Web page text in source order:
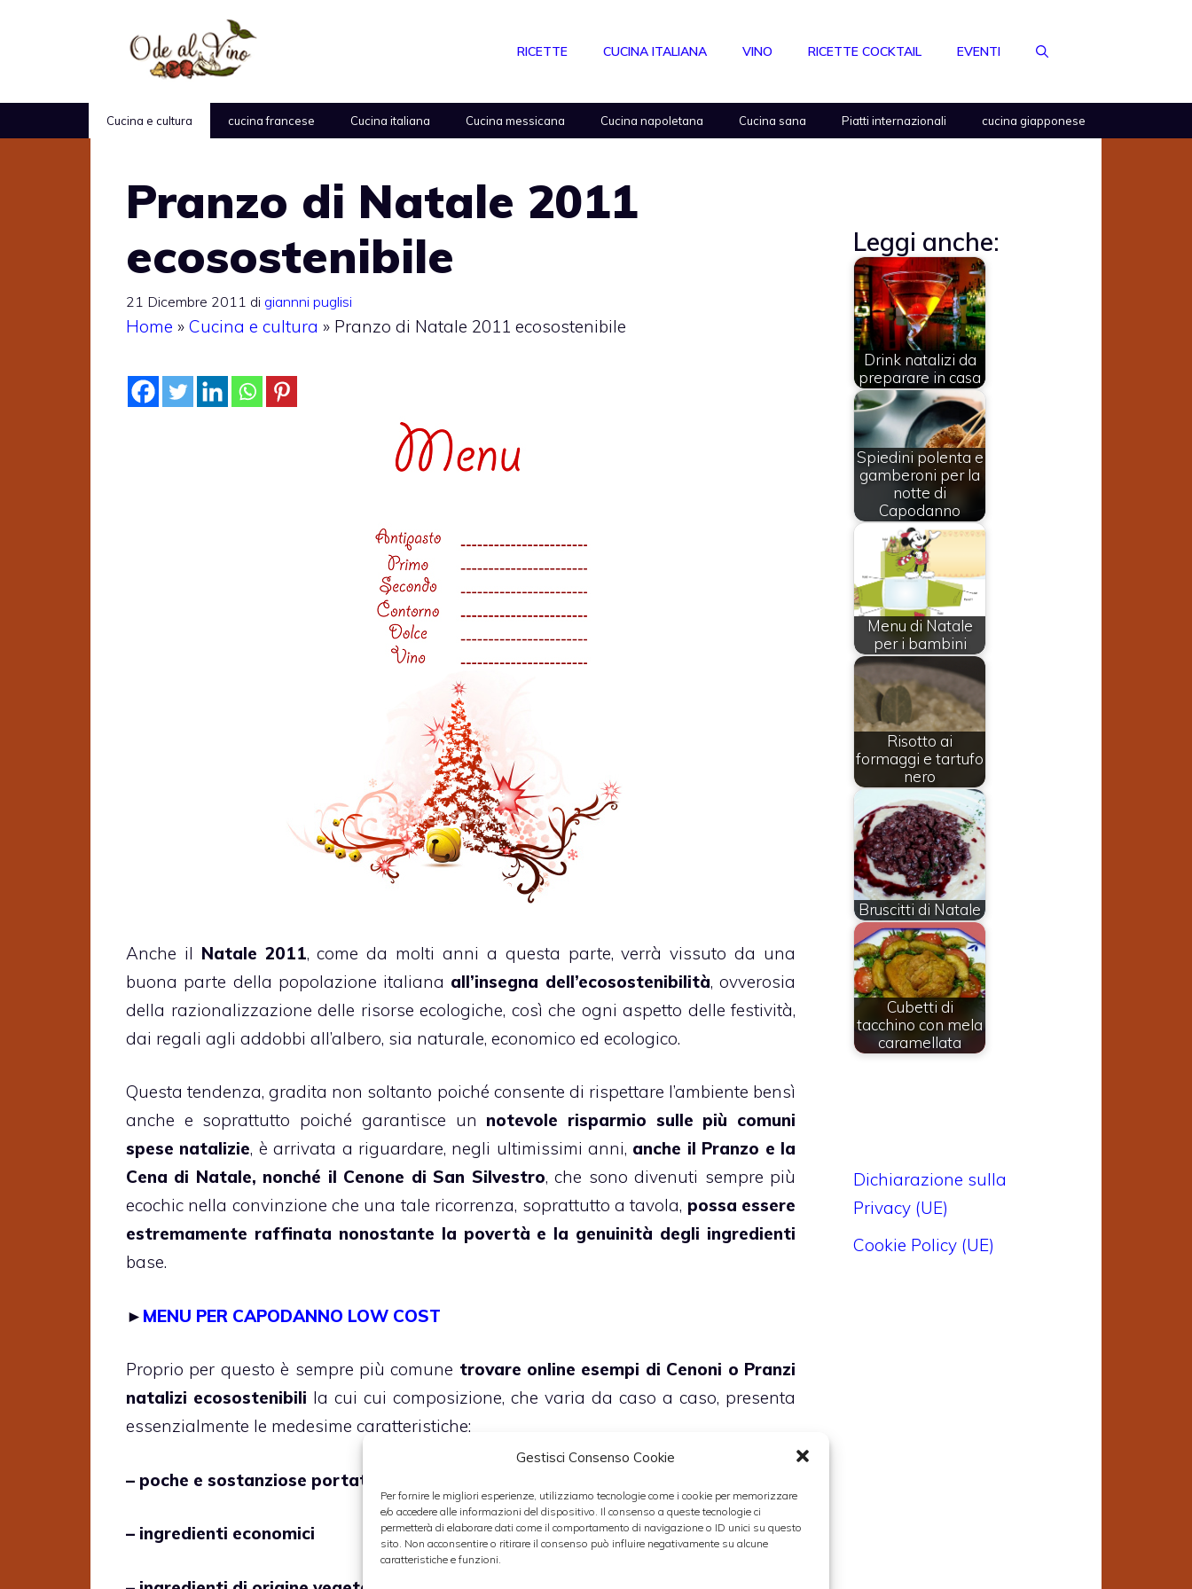
Gestisci Consenso Cookie
Per fornire le migliori esperienze, utilizziamo tecnologie come i cookie per memorizzare
e/o accedere alle informazioni del dispositivo. Il consenso a queste tecnologie ci
permetterà di elaborare dati come il comportamento di navigazione o ID unici su questo
sito. Non acconsentire o ritirare il consenso può influire negativamente su alcune
caratteristiche e funzioni.
RICETTE CUCINA ITALIANA VINO RICETTE COCKTAIL EVENTI
Cucina e cultura cucina francese Cucina italiana Cucina messicana Cucina napoletana Cucina sana Piatti internazionali cucina giapponese
Pranzo di Natale 2011
ecosostenibile
21 Dicembre 2011 di giannni puglisi
Home » Cucina e cultura » Pranzo di Natale 2011 ecosostenibile
Anche il Natale 2011, come da molti anni a questa parte, verrà vissuto da una
buona parte della popolazione italiana all’insegna dell’ecosostenibilità, ovverosia
della razionalizzazione delle risorse ecologiche, così che ogni aspetto delle festività,
dai regali agli addobbi all’albero, sia naturale, economico ed ecologico.
Questa tendenza, gradita non soltanto poiché consente di rispettare l’ambiente bensì
anche e soprattutto poiché garantisce un notevole risparmio sulle più comuni
spese natalizie, è arrivata a riguardare, negli ultimissimi anni, anche il Pranzo e la
Cena di Natale, nonché il Cenone di San Silvestro, che sono divenuti sempre più
ecochic nella convinzione che una tale ricorrenza, soprattutto a tavola, possa essere
estremamente raffinata nonostante la povertà e la genuinità degli ingredienti
base.
► MENU PER CAPODANNO LOW COST
Proprio per questo è sempre più comune trovare online esempi di Cenoni o Pranzi
natalizi ecosostenibili la cui cui composizione, che varia da caso a caso, presenta
essenzialmente le medesime caratteristiche:
– poche e sostanziose portate
– ingredienti economici
Leggi anche:
Drink natalizi da
preparare in casa
Spiedini polenta e
gamberoni per la
notte di
Capodanno
Menu di Natale
per i bambini
Risotto ai
formaggi e tartufo
nero
Bruscitti di Natale
Cubetti di
tacchino con mela
caramellata
Dichiarazione sulla
Privacy (UE)
Cookie Policy (UE)